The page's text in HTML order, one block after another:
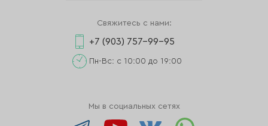
Свяжитесь с нами:
+7 (903) 757-99-95
Пн-Вс: с 10:00 до 19:00
Мы в социальных сетях